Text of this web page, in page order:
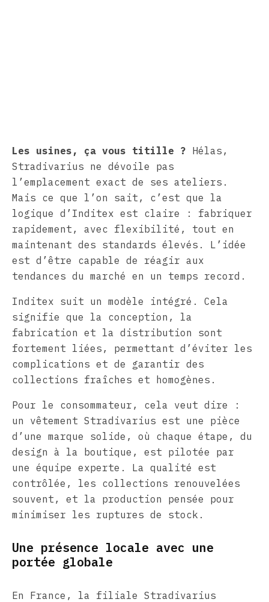
Les usines, ça vous titille ? Hélas,
Stradivarius ne dévoile pas
l’emplacement exact de ses ateliers.
Mais ce que l’on sait, c’est que la
logique d’Inditex est claire : fabriquer
rapidement, avec flexibilité, tout en
maintenant des standards élevés. L’idée
est d’être capable de réagir aux
tendances du marché en un temps record.
Inditex suit un modèle intégré. Cela
signifie que la conception, la
fabrication et la distribution sont
fortement liées, permettant d’éviter les
complications et de garantir des
collections fraîches et homogènes.
Pour le consommateur, cela veut dire :
un vêtement Stradivarius est une pièce
d’une marque solide, où chaque étape, du
design à la boutique, est pilotée par
une équipe experte. La qualité est
contrôlée, les collections renouvelées
souvent, et la production pensée pour
minimiser les ruptures de stock.
Une présence locale avec une
portée globale
En France, la filiale Stradivarius